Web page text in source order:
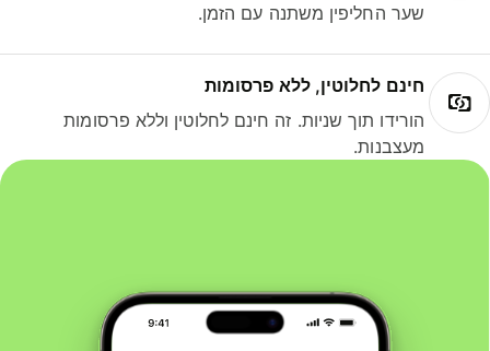
שער החליפין משתנה עם הזמן.
חינם לחלוטין, ללא פרסומות
הורידו תוך שניות. זה חינם לחלוטין וללא פרסומות
מעצבנות.